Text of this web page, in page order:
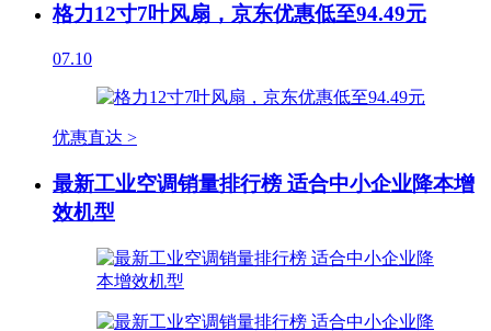
格力12寸7叶风扇，京东优惠低至94.49元
07.10
优惠直达 >
最新工业空调销量排行榜 适合中小企业降本增
效机型